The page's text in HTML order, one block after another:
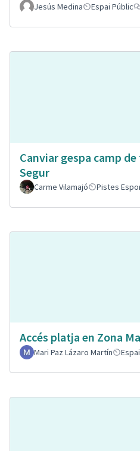
Jesús Medina
Espai Públic
Canviar gespa camp
Segur
Carme Vilamajó Pistes
Accés platja en Zona
Mari Paz Lázaro Martín